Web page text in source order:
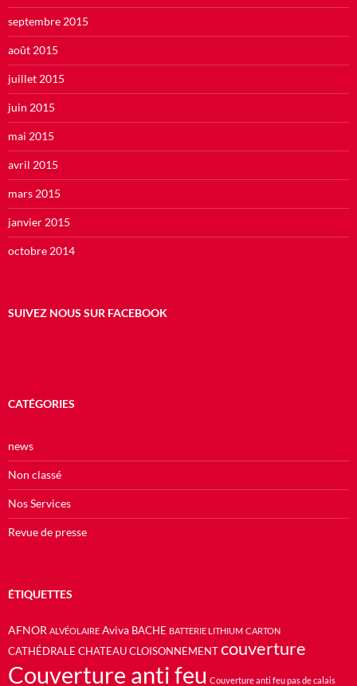
septembre 2015
août 2015
juillet 2015
juin 2015
mai 2015
avril 2015
mars 2015
janvier 2015
octobre 2014
SUIVEZ NOUS SUR FACEBOOK
CATÉGORIES
news
Non classé
Nos Services
Revue de presse
ÉTIQUETTES
AFNOR ALVÉOLAIRE Aviva BACHE BATTERIE LITHIUM CARTON
CATHÉDRALE CHATEAU CLOISONNEMENT couverture
Couverture anti feu Couverture anti feu pas de calais